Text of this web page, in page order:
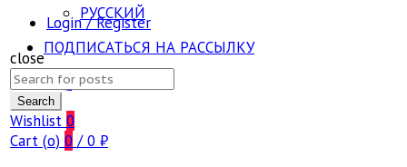
РУССКИЙ
ПОДПИСАТЬСЯ НА РАССЫЛКУ
FAQ
Login / Register
close
Search
for:
Search
Wishlist 0
Cart (o) 0 / 0 ₽